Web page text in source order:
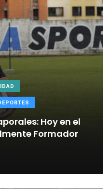
Hoy en el
Formador